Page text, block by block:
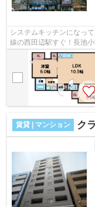
システムキッチンになって
線の西田辺駅すぐ！長池
ます。
賃貸 | マンション ク